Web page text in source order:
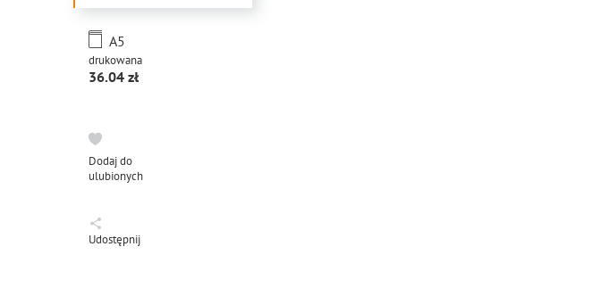
drukowana
A5
36.04
Dodaj do
ulubionych
Udostępnij